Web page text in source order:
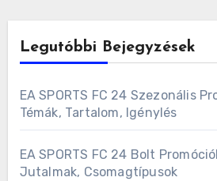
Legutóbbi Bejegyzések
EA SPORTS FC 24 Szezonális
Témák, Tartalom, Igénylés
EA SPORTS FC 24 Bolt
Jutalmak, Csomagtípusok